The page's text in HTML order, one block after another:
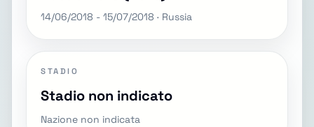
14/06/2018 - 15/07/2018 · Russia
STADIO
Stadio non indicato
Nazione non indicata